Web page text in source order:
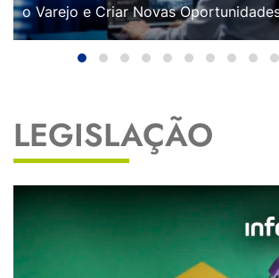
o Varejo e Criar Novas
LEGISLAÇÃO